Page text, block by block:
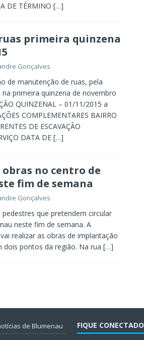
DE TÉRMINO […]
primeira quinzena
Gonçalves
de manutenção de ruas, pela
primeira quinzena de novembro
QUINZENAL – 01/11/2015 a
COMPLEMENTARES BAIRRO
DE ESCAVAÇÃO
DATA DE […]
no centro de
fim de semana
Gonçalves
que pretendem circular
neste fim de semana. A
realizar as obras de implantação
dois pontos da região. Na rua […]
de Blumenau
FIQUE CONECTADO